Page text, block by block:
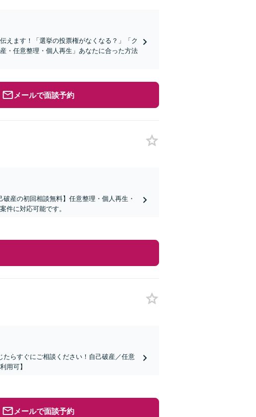
えます！「選挙の投票権がなくなる？」「ク
・任意整理・個人再生」あなたに合った方法
メールで面談予約
産の初回相談無料】任意整理・個人再生・
件に対応可能です。
たらすぐにご相談ください！自己破産／任意
用可】
メールで面談予約